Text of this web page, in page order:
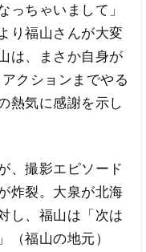
っちゃいまして」
り福山さんが大変
は、まさか自身が
クションまでやる
熱気に感謝を示し
、撮影エピソード
炸裂。大泉が北海
し、福山は「次は
（福山の地元）